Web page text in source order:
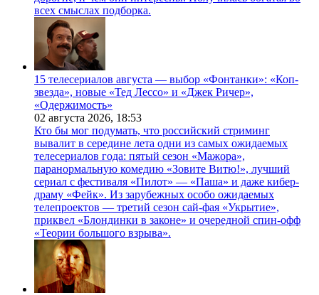
всех смыслах подборка.
15 телесериалов августа — выбор «Фонтанки»: «Коп-
звезда», новые «Тед Лессо» и «Джек Ричер»,
«Одержимость»
02 августа 2026, 18:53
Кто бы мог подумать, что российский стриминг
вывалит в середине лета одни из самых ожидаемых
телесериалов года: пятый сезон «Мажора»,
паранормальную комедию «Зовите Витю!», лучший
сериал с фестиваля «Пилот» — «Паша» и даже кибер-
драму «Фейк». Из зарубежных особо ожидаемых
телепроектов — третий сезон сай-фая «Укрытие»,
приквел «Блондинки в законе» и очередной спин-офф
«Теории большого взрыва».